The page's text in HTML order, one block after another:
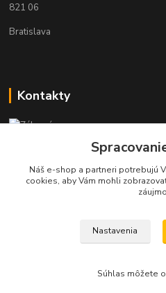
821 06
Bratislava
Kontakty
Zákaznícka podpora
+421902309993
(Po-Pia, 9-18 hod.)
info@karavanpoint.sk
Náš e-shop a partneri potrebujú
cookies, aby Vám mohli
Nastavenia
Súhlas môžete